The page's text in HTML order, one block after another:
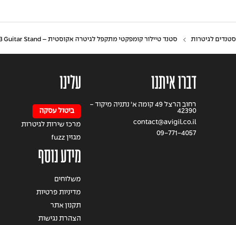
סטנדים לגיטרות סטנד טיילור קומפקטי מתקפל לגיטרה אקוסטית – Taylor 1403 Guitar Stand
דברו איתנו
רחוב הרצל 49 קומה א' נתניה מיקוד -
42390
contact@avigil.co.il
09-771-4057
עלינו
ביטול עסקה
מרכז שירות לגיטרות
מגזין fuzz
מידע נוסף
משלוחים
מדיניות פרטיות
תקנון אתר
הצהרת נגישות